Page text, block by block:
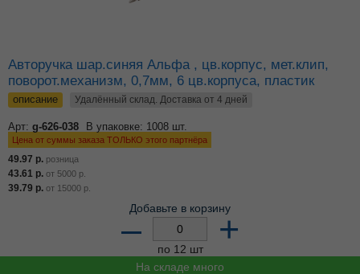
Авторучка шар.синяя Альфа , цв.корпус, мет.клип,
поворот.механизм, 0,7мм, 6 цв.корпуса, пластик
описание Удалённый склад. Доставка от 4 дней
Арт: g-626-038 В упаковке: 1008 шт.
Цена от суммы заказа ТОЛЬКО этого партнёра
49.97 р. розница
43.61 р. от 5000 р.
39.79 р. от 15000 р.
Добавьте в корзину
– +
по 12 шт
На складе много